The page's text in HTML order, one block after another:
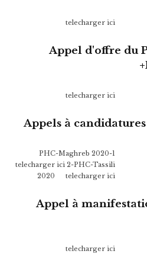
telecharger ici
Appel d'offre du
telecharger ici
Appels à
1-PHC-Maghreb 2020
telecharger ici 2-PHC-Tassili
2020 telecharger ici
Appel à
telecharger ici